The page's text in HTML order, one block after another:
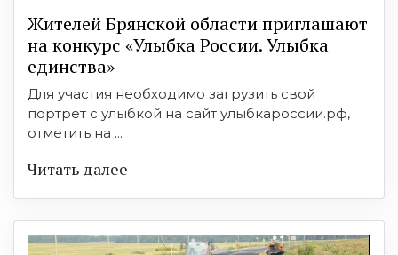
Жителей Брянской области приглашают
на конкурс «Улыбка России. Улыбка
единства»
Для участия необходимо загрузить свой
портрет с улыбкой на сайт улыбкароссии.рф,
отметить на ...
Читать далее